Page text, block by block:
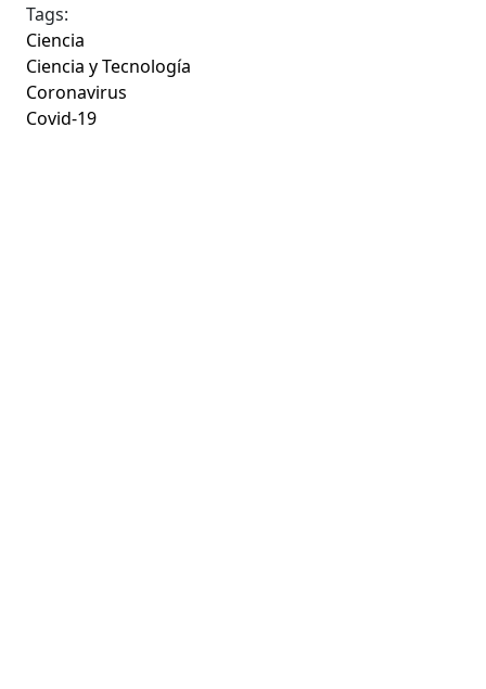
Tags:
Ciencia
Ciencia y Tecnología
Coronavirus
Covid-19